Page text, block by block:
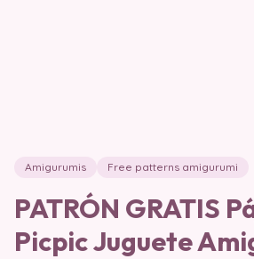
Amigurumis Free patterns amigurumi
PATRÓN GRATIS
Picpic Juguete